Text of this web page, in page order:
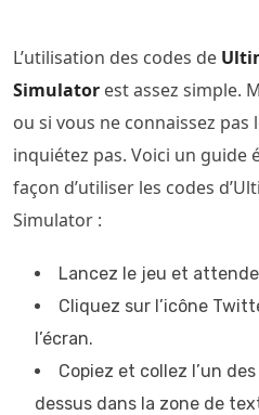
L’utilisation des codes de
Simulator est assez simple.
ou si vous ne connaissez pas
inquiétez pas. Voici un guide
façon d’utiliser les codes
Simulator :
Lancez le jeu et
Cliquez sur l’icône
l’écran.
Copiez et collez l’un
dessus dans la zone de